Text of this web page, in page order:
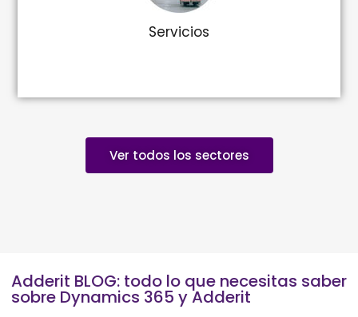
Servicios
Ver todos los sectores
Adderit BLOG: todo lo que necesitas saber
sobre Dynamics 365 y Adderit